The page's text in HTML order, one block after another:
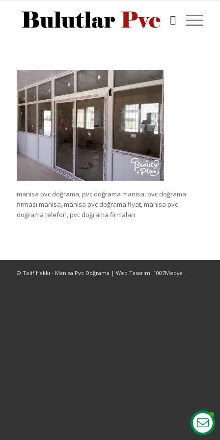
manisa pvc doğrama, pvc doğrama manisa, pvc doğrama
firması manisa, manisa pvc doğrama fiyat, manisa pvc
doğrama telefon, pvc doğrama firmaları
© Telif Hakkı - Manisa Pvc Doğrama | Web Tasarım: 1007Medya